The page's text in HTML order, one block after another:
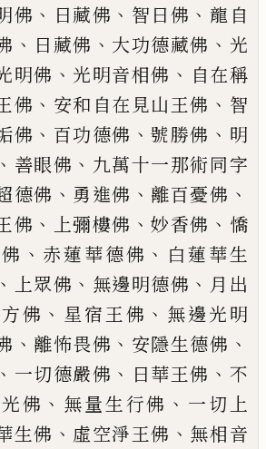
佛 、 日藏佛 、 智 日佛 、 龍自
、 日藏佛 、 大功德藏佛 、 光
明佛 、 光明音相佛 、 自在稱
佛 、 安和 自在見山王佛 、 智
佛 、 百功德佛 、號勝佛 、 明
、 善眼佛 、 九萬十一那術同字
德佛 、 勇進佛 、 離百憂佛 、
佛 、 上彌樓佛 、妙香佛 、 憍
、 赤蓮華德佛 、 白蓮華生
、 上眾佛 、 無邊明德佛 、 月出
佛 、 星宿王佛 、 無邊光明
、 離怖畏佛 、 安隱生德佛 、
、 一切德嚴佛 、 日華王佛 、 不
光佛 、 無量生行佛 、 一切上
生佛 、 虛空淨王佛 、 無相音